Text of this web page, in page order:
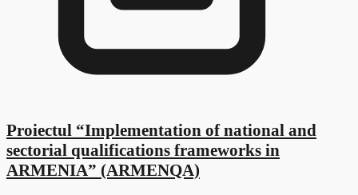
Proiectul “Implementation of national and
sectorial qualifications frameworks in
ARMENIA” (ARMENQA)